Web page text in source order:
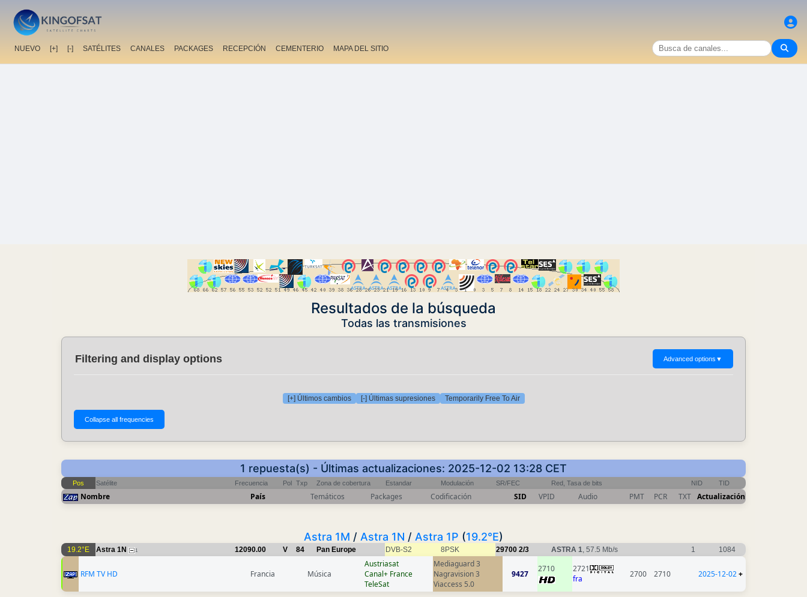
NUEVO [+] [-] SATÉLITES CANALES PACKAGES RECEPCIÓN CEMENTERIO MAPA DEL SITIO
Resultados de la búsqueda
Todas las transmisiones
Filtering and display options Advanced options ▼
[+] Últimos cambios [-] Últimas supresiones Temporarily Free To Air
1 repuesta(s) - Últimas actualizaciones: 2025-12-02 13:28 CET
Pos Satélite Frecuencia Pol Txp Zona de cobertura Estandar Modulación SR/FEC Red, Tasa de bits NID TID
Nombre País Temáticos Packages Codificación SID VPID Audio PMT PCR TXT Actualización
Astra 1M / Astra 1N / Astra 1P (19.2°E)
19.2°E Astra 1N 1 12090.00 V 84 Pan Europe DVB-S2 8PSK 29700 2/3 ASTRA 1, 57.5 Mb/s 1 1084
RFM TV HD Francia Música
Austriasat
Canal+ France
TeleSat
Mediaguard 3
Nagravision 3
Viaccess 5.0
9427
2710
2721
fra
2700 2710 2025-12-02+